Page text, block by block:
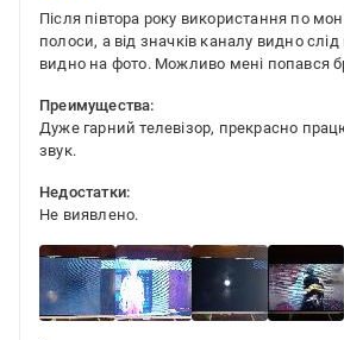
Після півтора року використання по
полоси, а від значків каналу видно
видно на фото. Можливо мені попався
Преимущества:
Дуже гарний телевізор, прекрасно
звук.
Недостатки:
Не виявлено.